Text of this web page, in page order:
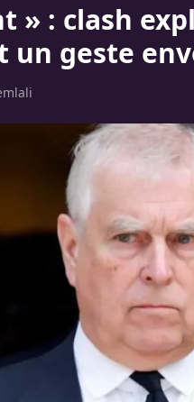
» : clash
un geste